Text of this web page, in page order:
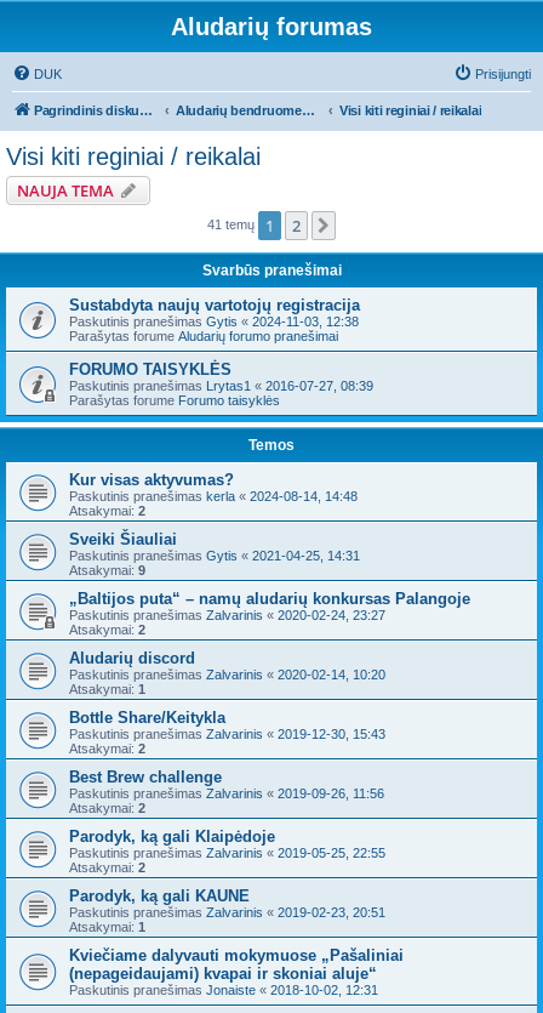
Aludarių forumas
DUK Prisijungti
Pagrindinis diskusijų puslapis Aludarių bendruomeniniai reikalai Visi kiti reginiai / reikalai
Visi kiti reginiai / reikalai
NAUJA TEMA
41 temų 1 2
Svarbūs pranešimai
Sustabdyta naujų vartotojų registracija
Paskutinis pranešimas Gytis « 2024-11-03, 12:38
Parašytas forume Aludarių forumo pranešimai
FORUMO TAISYKLĖS
Paskutinis pranešimas Lrytas1 « 2016-07-27, 08:39
Parašytas forume Forumo taisyklės
Temos
Kur visas aktyvumas?
Paskutinis pranešimas kerla « 2024-08-14, 14:48
Atsakymai: 2
Sveiki Šiauliai
Paskutinis pranešimas Gytis « 2021-04-25, 14:31
Atsakymai: 9
„Baltijos puta“ – namų aludarių konkursas Palangoje
Paskutinis pranešimas Zalvarinis « 2020-02-24, 23:27
Atsakymai: 2
Aludarių discord
Paskutinis pranešimas Zalvarinis « 2020-02-14, 10:20
Atsakymai: 1
Bottle Share/Keitykla
Paskutinis pranešimas Zalvarinis « 2019-12-30, 15:43
Atsakymai: 2
Best Brew challenge
Paskutinis pranešimas Zalvarinis « 2019-09-26, 11:56
Atsakymai: 2
Parodyk, ką gali Klaipėdoje
Paskutinis pranešimas Zalvarinis « 2019-05-25, 22:55
Atsakymai: 2
Parodyk, ką gali KAUNE
Paskutinis pranešimas Zalvarinis « 2019-02-23, 20:51
Atsakymai: 1
Kviečiame dalyvauti mokymuose „Pašaliniai
(nepageidaujami) kvapai ir skoniai aluje“
Paskutinis pranešimas Jonaiste « 2018-10-02, 12:31